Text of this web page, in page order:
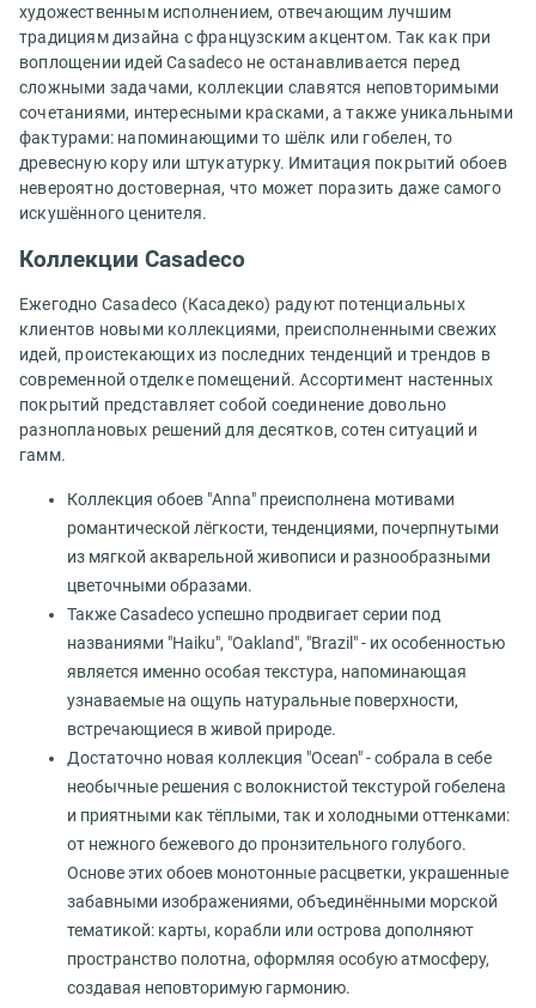
художественным исполнением, отвечающим лучшим
традициям дизайна с французским акцентом. Так как при
воплощении идей Casadeco не останавливается перед
сложными задачами, коллекции славятся неповторимыми
сочетаниями, интересными красками, а также уникальными
фактурами: напоминающими то шёлк или гобелен, то
древесную кору или штукатурку. Имитация покрытий обоев
невероятно достоверная, что может поразить даже самого
искушённого ценителя.
Коллекции Casadeco
Ежегодно Casadeco (Касадеко) радуют потенциальных
клиентов новыми коллекциями, преисполненными свежих
идей, проистекающих из последних тенденций и трендов в
современной отделке помещений. Ассортимент настенных
покрытий представляет собой соединение довольно
разноплановых решений для десятков, сотен ситуаций и
гамм.
Коллекция обоев "Anna" преисполнена мотивами
романтической лёгкости, тенденциями, почерпнутыми
из мягкой акварельной живописи и разнообразными
цветочными образами.
Также Casadeco успешно продвигает серии под
названиями "Haiku", "Oakland", "Brazil" - их особенностью
является именно особая текстура, напоминающая
узнаваемые на ощупь натуральные поверхности,
встречающиеся в живой природе.
Достаточно новая коллекция "Ocean" - собрала в себе
необычные решения с волокнистой текстурой гобелена
и приятными как тёплыми, так и холодными оттенками:
от нежного бежевого до пронзительного голубого.
Основе этих обоев монотонные расцветки, украшенные
забавными изображениями, объединёнными морской
тематикой: карты, корабли или острова дополняют
пространство полотна, оформляя особую атмосферу,
создавая неповторимую гармонию.